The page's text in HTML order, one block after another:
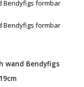
wand Bendyfigs